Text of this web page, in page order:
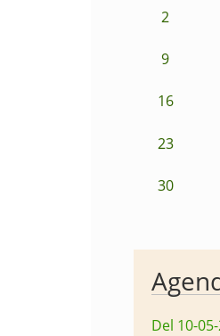
2
9
16
23
30
Del 10-